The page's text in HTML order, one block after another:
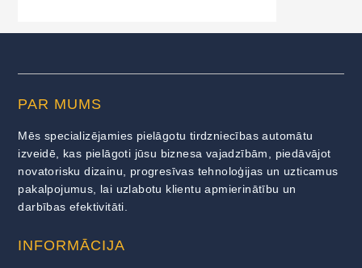
PAR MUMS
Mēs specializējamies pielāgotu tirdzniecības automātu
izveidē, kas pielāgoti jūsu biznesa vajadzībām, piedāvājot
novatorisku dizainu, progresīvas tehnoloģijas un uzticamus
pakalpojumus, lai uzlabotu klientu apmierinātību un
darbības efektivitāti.
INFORMĀCIJA